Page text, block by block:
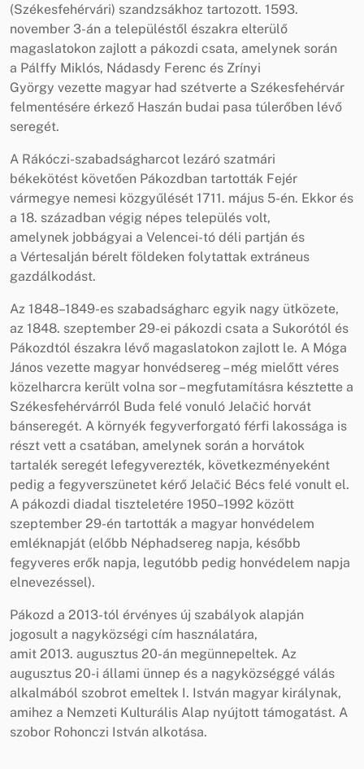
(Székesfehérvári) szandzsákhoz tartozott. 1593.
november 3-án a településtől északra elterülő
magaslatokon zajlott a pákozdi csata, amelynek során
a Pálffy Miklós, Nádasdy Ferenc és Zrínyi
György vezette magyar had szétverte a Székesfehérvár
felmentésére érkező Haszán budai pasa túlerőben lévő
seregét.
A Rákóczi-szabadságharcot lezáró szatmári
békekötést követően Pákozdban tartották Fejér
vármegye nemesi közgyűlését 1711. május 5-én. Ekkor és
a 18. században végig népes település volt,
amelynek jobbágyai a Velencei-tó déli partján és
a Vértesalján bérelt földeken folytattak extráneus
gazdálkodást.
Az 1848–1849-es szabadságharc egyik nagy ütközete,
az 1848. szeptember 29-ei pákozdi csata a Sukorótól és
Pákozdtól északra lévő magaslatokon zajlott le. A Móga
János vezette magyar honvédsereg – még mielőtt véres
közelharcra került volna sor – megfutamításra késztette a
Székesfehérvárról Buda felé vonuló Jelačić horvát
bánseregét. A környék fegyverforgató férfi lakossága is
részt vett a csatában, amelynek során a horvátok
tartalék seregét lefegyverezték, következményeként
pedig a fegyverszünetet kérő Jelačić Bécs felé vonult el.
A pákozdi diadal tiszteletére 1950–1992 között
szeptember 29-én tartották a magyar honvédelem
emléknapját (előbb Néphadsereg napja, később
fegyveres erők napja, legutóbb pedig honvédelem napja
elnevezéssel).
Pákozd a 2013-tól érvényes új szabályok alapján
jogosult a nagyközségi cím használatára,
amit 2013. augusztus 20-án megünnepeltek. Az
augusztus 20-i állami ünnep és a nagyközséggé válás
alkalmából szobrot emeltek I. István magyar királynak,
amihez a Nemzeti Kulturális Alap nyújtott támogatást. A
szobor Rohonczi István alkotása.